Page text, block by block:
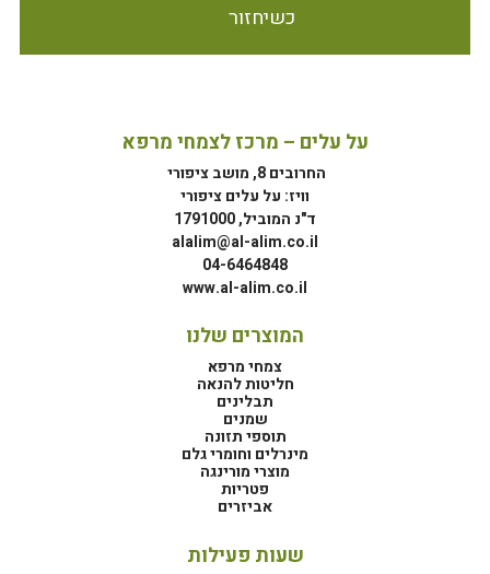
כשיחזור
על עלים – מרכז לצמחי מרפא
החרובים 8, מושב ציפורי
וויז: על עלים ציפורי
ד"נ המוביל, 1791000
alalim@al-alim.co.il
04-6464848
www.al-alim.co.il
המוצרים שלנו
צמחי מרפא
חליטות להנאה
תבלינים
שמנים
תוספי תזונה
מינרלים וחומרי גלם
מוצרי מורינגה
פטריות
אביזרים
שעות פעילות